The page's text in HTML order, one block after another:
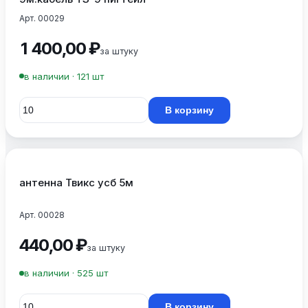
Арт. 00029
1 400,00 ₽за штуку
в наличии · 121 шт
В корзину
антенна Твикс усб 5м
Арт. 00028
440,00 ₽за штуку
в наличии · 525 шт